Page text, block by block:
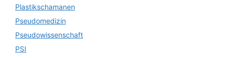
Plastikschamanen
Pseudomedizin
Pseudowissenschaft
PSI